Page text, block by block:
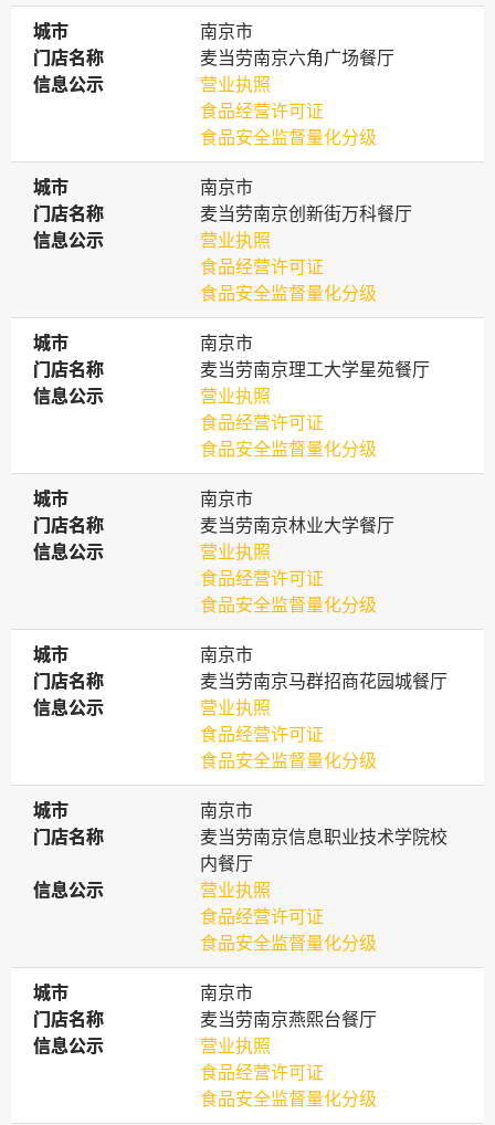
城市
城市
南京市
门店名称
门店名称
麦当劳南京六角广场餐厅
信息公示
信息公示
营业执照
食品经营许可证
食品安全监督量化分级
城市
城市
南京市
门店名称
门店名称
麦当劳南京创新街万科餐厅
信息公示
信息公示
营业执照
食品经营许可证
食品安全监督量化分级
城市
城市
南京市
门店名称
门店名称
麦当劳南京理工大学星苑餐厅
信息公示
信息公示
营业执照
食品经营许可证
食品安全监督量化分级
城市
城市
南京市
门店名称
门店名称
麦当劳南京林业大学餐厅
信息公示
信息公示
营业执照
食品经营许可证
食品安全监督量化分级
城市
城市
南京市
门店名称
门店名称
麦当劳南京马群招商花园城餐厅
信息公示
信息公示
营业执照
食品经营许可证
食品安全监督量化分级
城市
城市
南京市
门店名称
门店名称
麦当劳南京信息职业技术学院校
内餐厅
信息公示
信息公示
营业执照
食品经营许可证
食品安全监督量化分级
城市
城市
南京市
门店名称
门店名称
麦当劳南京燕熙台餐厅
信息公示
信息公示
营业执照
食品经营许可证
食品安全监督量化分级